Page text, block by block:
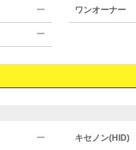
ー ワンオーナー
ー
ー キセノン(HID)